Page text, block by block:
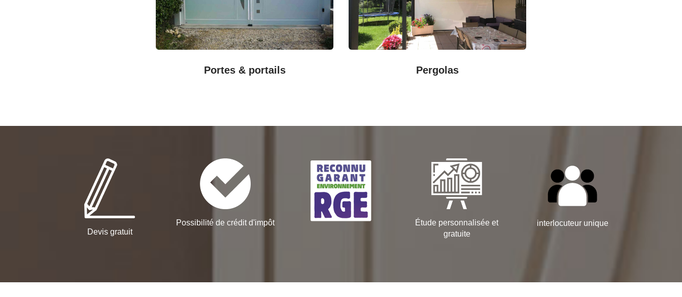
Portes & portails Pergolas
Devis gratuit
Possibilité de crédit d'impôt
Étude personnalisée et
gratuite
interlocuteur unique